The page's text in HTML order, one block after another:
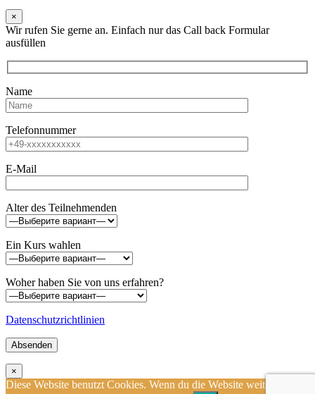
×
Wir rufen Sie gerne an. Einfach nur das Call back Formular
ausfüllen
Name
Telefonnummer
E-Mail
Alter des Teilnehmenden
Ein Kurs wahlen
Woher haben Sie von uns erfahren?
Datenschutzrichtlinien
×
Diese Website benutzt Cookies. Wenn du die Website weiter nutzt,